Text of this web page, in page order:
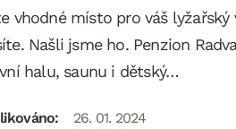
vhodné místo pro váš
Našli jsme ho. Penzion
halu, saunu i dětský…
26. 01. 2024